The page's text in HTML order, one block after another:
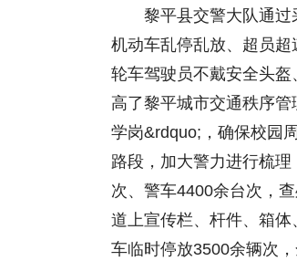
黎平县交警大队通过采
机动车乱停乱放、超员
轮车驾驶员不戴安全头
高了黎平城市交通秩序
学岗&rdquo;，确保校园
路段，加大警力进行梳
次、警车4400余台次，
道上宣传栏、杆件、箱
车临时停放3500余辆次